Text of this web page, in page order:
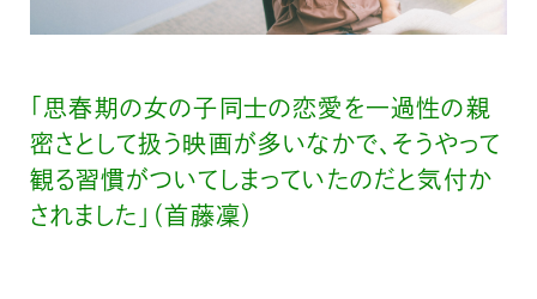
「思春期の女の子同士の恋愛を一過性の親
密さとして扱う映画が多いなかで、そうやって
観る習慣がついてしまっていたのだと気付か
されました」（首藤凜）